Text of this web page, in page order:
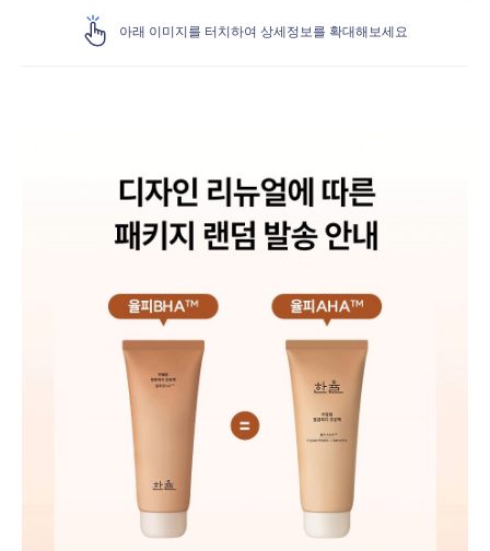
아래 이미지를 터치하여 상세정보를 확대해보세요